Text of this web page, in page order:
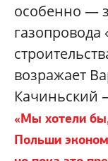
особенно —
возражает
Качиньский
«Мы хотели
Польши